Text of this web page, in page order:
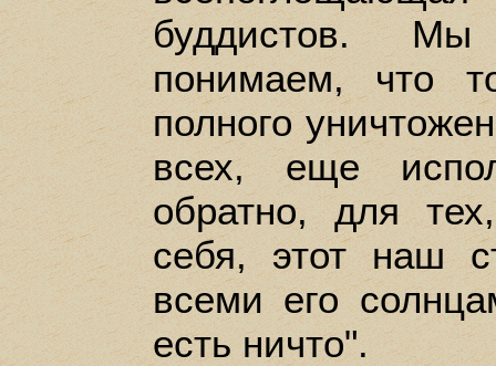
буддистов. Мы
понимаем, что
полного
всех, еще
обратно, для
себя, этот наш
всеми его
есть ничто".